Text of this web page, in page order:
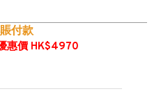
付款
惠價 HK$4970